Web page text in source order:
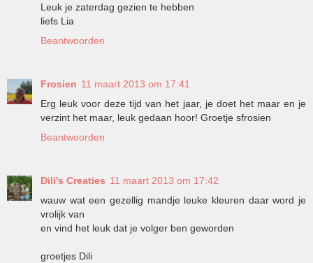
Leuk je zaterdag gezien te hebben
liefs Lia
Beantwoorden
Frosien 11 maart 2013 om 17:41
Erg leuk voor deze tijd van het jaar, je doet het maar en je
verzint het maar, leuk gedaan hoor! Groetje sfrosien
Beantwoorden
Dili's Creaties 11 maart 2013 om 17:42
wauw wat een gezellig mandje leuke kleuren daar word je
vrolijk van
en vind het leuk dat je volger ben geworden
groetjes Dili